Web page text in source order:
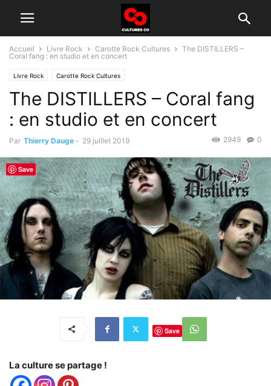
Accueil Livre Rock Carotte Rock Cultures
The DISTILLERS –
Coral fang : en studio et en concert
Livre Rock Carotte Rock Cultures
The DISTILLERS – Coral fang
: en studio et en concert
Par Thierry Dauge - 29 juillet 2019 0
2949
Save
La culture se partage !
Save